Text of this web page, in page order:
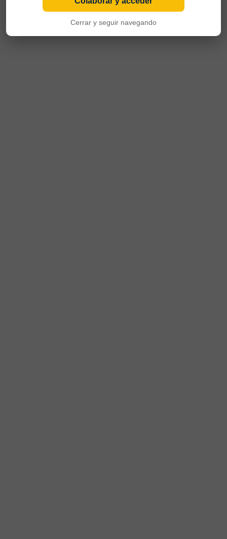
Cerrar y seguir navegando